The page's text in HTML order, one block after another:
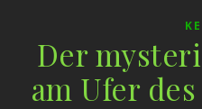
Der
am Ufer